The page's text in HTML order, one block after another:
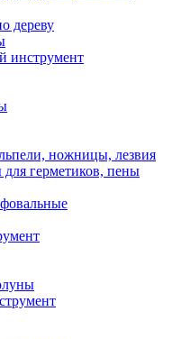
дереву
инструмент
ножницы, лезвия
герметиков, пены